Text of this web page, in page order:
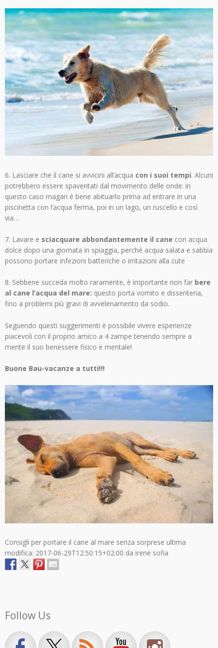
6. Lasciare che il cane si avvicini all’acqua con i suoi tempi. Alcuni
potrebbero essere spaventati dal movimento delle onde: in
questo caso magari è bene abituarlo prima ad entrare in una
piscinetta con l’acqua ferma, poi in un lago, un ruscello e così
via…
7. Lavare e sciacquare abbondantemente il cane con acqua
dolce dopo una giornata in spiaggia, perché acqua salata e sabbia
possono portare infezioni batteriche o irritazioni alla cute
8. Sebbene succeda molto raramente, è importante non far bere
al cane l’acqua del mare: questo porta vomito e dissenteria,
fino a problemi più gravi di avvelenamento da sodio.
Seguendo questi suggerimenti è possibile vivere esperienze
piacevoli con il proprio amico a 4 zampe tenendo sempre a
mente il suo benessere fisico e mentale!
Buone Bau-vacanze a tutti!!!
Consigli per portare il cane al mare senza sorprese ultima
modifica: 2017-06-29T12:50:15+02:00 da irene sofia
Follow Us